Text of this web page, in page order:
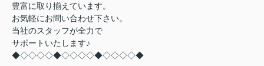
豊富に取り揃えています。
お気軽にお問い合わせ下さい。
当社のスタッフが全力で
サポートいたします♪
◆◇◇◇◇◆◇◇◇◇◆◇◇◇◇◆